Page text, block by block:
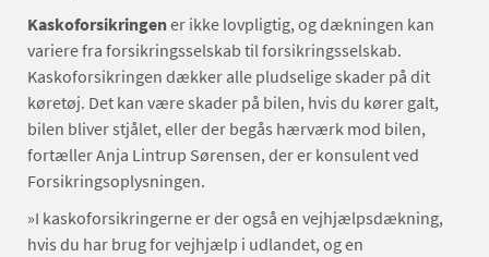
Kaskoforsikringener ikke lovpligtig, og dækningen kan
variere fra forsikringsselskab til forsikringsselskab.
Kaskoforsikringen dækker alle pludselige skader på dit
køretøj. Det kan være skader på bilen, hvis du kører galt,
bilen bliver stjålet, eller der begås hærværk mod bilen,
fortæller Anja Lintrup Sørensen, der er konsulent ved
Forsikringsoplysningen.
»I kaskoforsikringerne er der også en vejhjælpsdækning,
hvis du har brug for vejhjælp i udlandet, og en